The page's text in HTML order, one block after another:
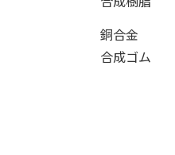
銅合金
合成ゴム